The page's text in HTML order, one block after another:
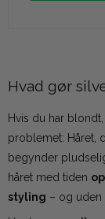
Hvad gør
Hvis du har
problemet: Håret,
begynder
håret med tiden
styling – og uden